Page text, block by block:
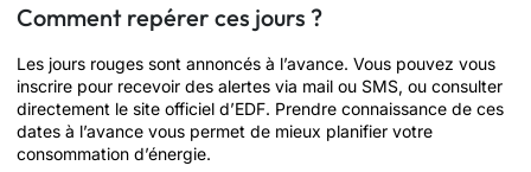
Comment repérer ces jours ?
Les jours rouges sont annoncés à l’avance. Vous pouvez vous
inscrire pour recevoir des alertes via mail ou SMS, ou consulter
directement le site officiel d’EDF. Prendre connaissance de ces
dates à l’avance vous permet de mieux planifier votre
consommation d’énergie.